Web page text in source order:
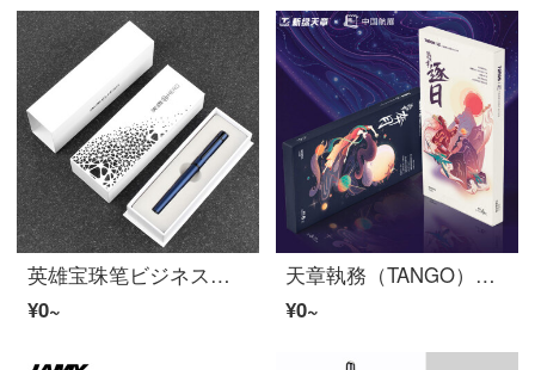
英雄宝珠笔ビジネスオフィスギフトサインペン日常书き习字ファッション用笔H 605 C黒夹青-単支
¥0~
天章執務（TANGO）中国航展文創シリーズ直液筆每日款0.5 mm全針管サインペンボールペンブラック6本/箱執務用品記念品
¥0~